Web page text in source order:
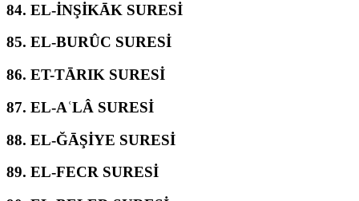
84. EL-İNŞİKĀK SURESİ
85. EL-BURÛC SURESİ
86. ET-TĀRIK SURESİ
87. EL-AʿLÂ SURESİ
88. EL-ĞĀŞİYE SURESİ
89. EL-FECR SURESİ